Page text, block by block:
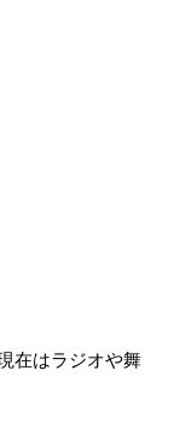
在はラジオや舞